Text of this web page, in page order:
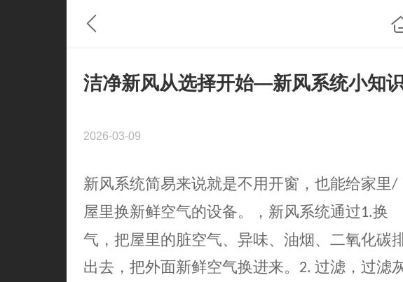
洁净新风从选择开始—新风系统小知
2026-03-09
新风系统简易来说就是不用开窗，也能给家里/
屋里换新鲜空气的设备。 ， 新风系统通过1.换
气， 把屋里的脏空气、异味、油烟、二氧化碳
出去，把外面新鲜空气换进来。 2. 过滤 ， 过滤